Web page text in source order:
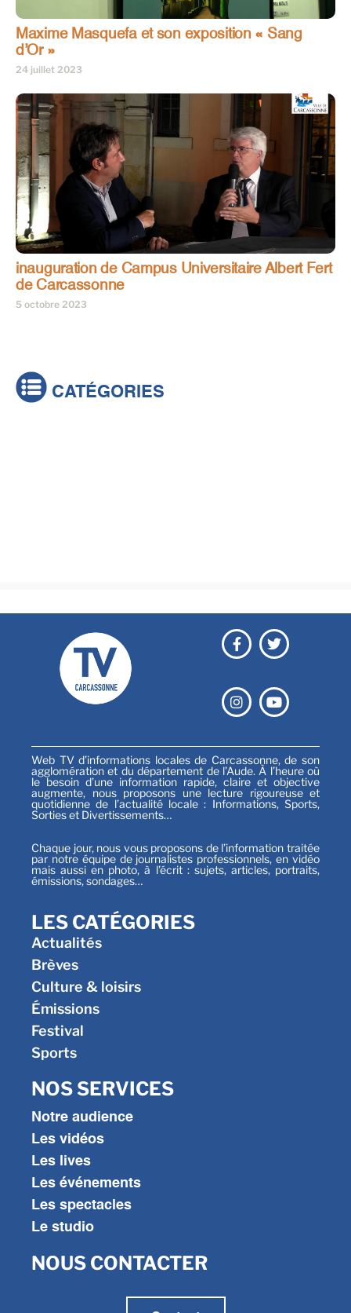
Maxime Masquefa et son exposition « Sang
d’Or »
24 juillet 2023
inauguration de Campus Universitaire Albert Fert
de Carcassonne
5 octobre 2023
CATÉGORIES
Web TV d’informations locales de Carcassonne, de son
agglomération et du département de l’Aude. À l’heure où
le besoin d’une information rapide, claire et objective
augmente, nous proposons une lecture rigoureuse et
quotidienne de l’actualité locale : Informations, Sports,
Sorties et Divertissements…
Chaque jour, nous vous proposons de l’information traitée
par notre équipe de journalistes professionnels, en vidéo
mais aussi en photo, à l’écrit : sujets, articles, portraits,
émissions, sondages…
LES CATÉGORIES
Actualités
Brèves
Culture & loisirs
Émissions
Festival
Sports
NOS SERVICES
Notre audience
Les vidéos
Les lives
Les événements
Les spectacles
Le studio
NOUS CONTACTER